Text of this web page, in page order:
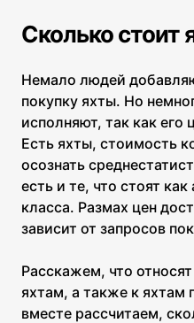
Сколько стоит
Немало людей
покупку яхты. Но
исполняют, так как его
Есть яхты, стоимость
осознать
есть и те, что стоят
класса. Размах цен
зависит от запросов
Расскажем, что
яхтам, а также к
вместе рассчитаем,